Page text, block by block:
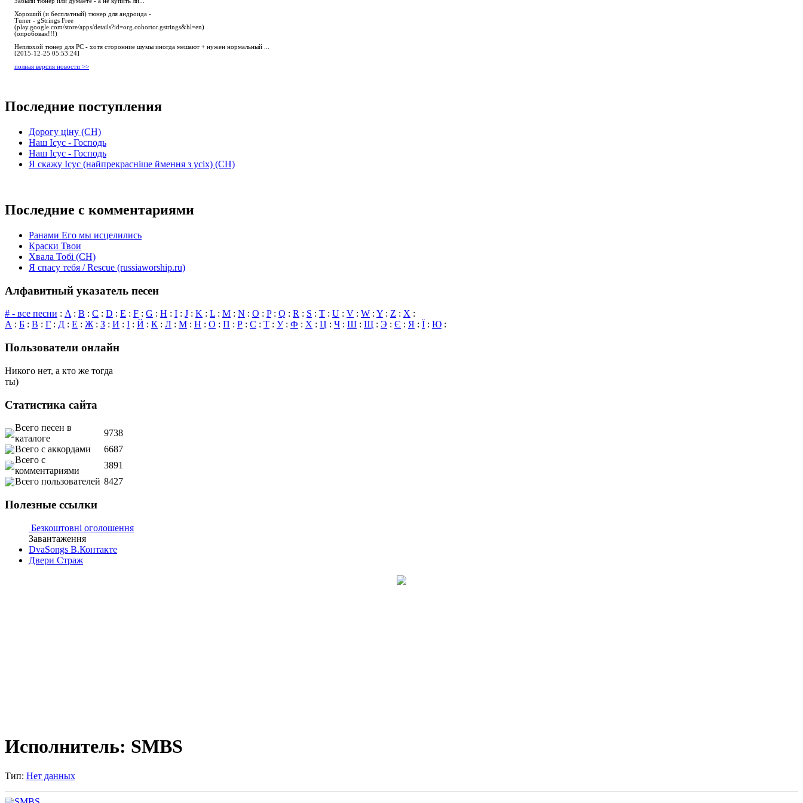
Хороший (и бесплатный) тюнер для андроида -
Tuner - gStrings Free
(play.google.com/store/apps/details?id=org.cohortor.gstrings&hl=en)
(опробован!!!)
Неплохой тюнер для РС - хотя сторонние шумы иногда мешают + нужен нормальный ...
[2015-12-25 05:53:24]
полная версия новости >>
Последние поступления
Дорогу ціну (СН)
Наш Ісус - Господь
Наш Ісус - Господь
Я скажу Ісус (найпрекрасніше ймення з усіх) (СН)
Последние с комментариями
Ранами Его мы исцелились
Краски Твои
Хвала Тобі (СН)
Я спасу тебя / Rescue (russiaworship.ru)
Алфавитный указатель песен
# - все песни : A : B : C : D : E : F : G : H : I : J : K : L : M : N : O : P: Q : R : S : T : U : V : W : Y : Z : X :
А : Б : В : Г : Д : Е : Ж : З : И : І : Й : К : Л : М : Н : О : П : Р : С : Т : У: Ф : Х : Ц : Ч : Ш : Щ : Э : Є : Я : Ї : Ю :
Пользователи онлайн
Никого нет, а кто же тогда
ты)
Статистика сайта
Всего песен в
каталоге
9738
Всего с аккордами
6687
Всего с
комментариями
3891
Всего пользователей 8427
Полезные ссылки
Безкоштовні оголошення
Завантаження
DvaSongs В.Контакте
Двери Страж
Исполнитель: SMBS
Тип: Нет данных